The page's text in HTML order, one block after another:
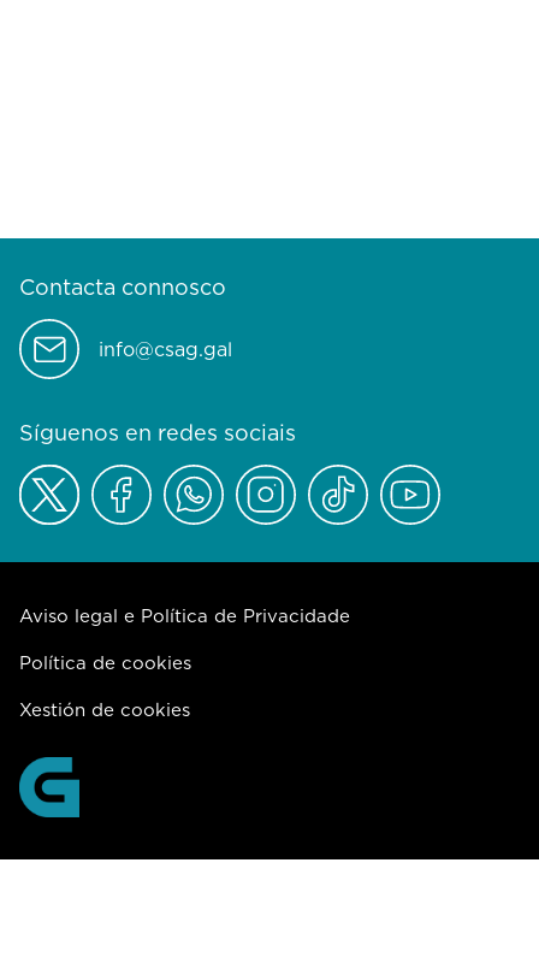
Contacta connosco
info@csag.gal
Síguenos en redes sociais
Aviso legal e Política de Privacidade
Política de cookies
Xestión de cookies